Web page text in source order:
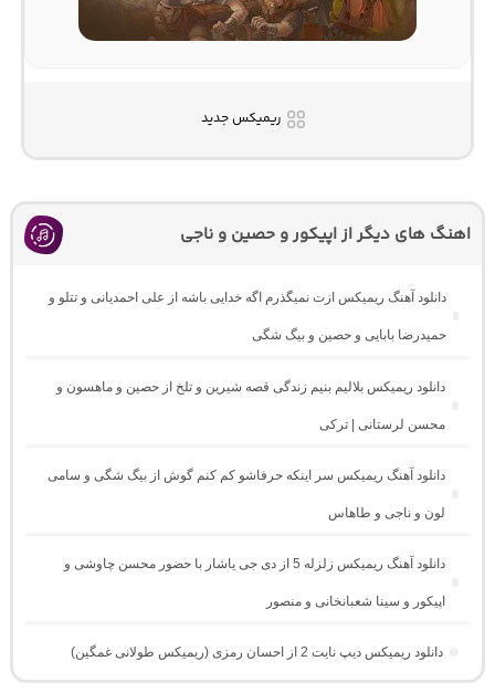
ریمیکس جدید
اهنگ های دیگر از اپیکور و حصین و ناجی
دانلود آهنگ ریمیکس ازت نمیگذرم اگه خدایی باشه از علی احمدیانی و تتلو و
حمیدرضا بابایی و حصین و بیگ شگی
دانلود ریمیکس بلالیم بنیم زندگی قصه شیرین و تلخ از حصین و ماهسون و
محسن لرستانی | ترکی
دانلود آهنگ ریمیکس سر اینکه حرفاشو کم کنم گوش از بیگ شگی و سامی
لون و ناجی و طاهاس
دانلود آهنگ ریمیکس زلزله 5 از دی جی یاشار با حضور محسن چاوشی و
اپیکور و سینا شعبانخانی و منصور
دانلود ریمیکس دیپ نایت 2 از احسان رمزی (ریمیکس طولانی غمگین)